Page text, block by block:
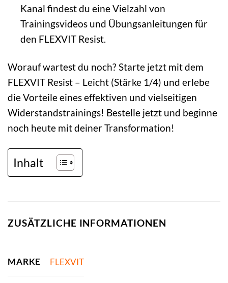
Kanal findest du eine Vielzahl von
Trainingsvideos und Übungsanleitungen für
den FLEXVIT Resist.
Worauf wartest du noch? Starte jetzt mit dem
FLEXVIT Resist – Leicht (Stärke 1/4) und erlebe
die Vorteile eines effektiven und vielseitigen
Widerstandstrainings! Bestelle jetzt und beginne
noch heute mit deiner Transformation!
Inhalt
ZUSÄTZLICHE INFORMATIONEN
MARKE FLEXVIT